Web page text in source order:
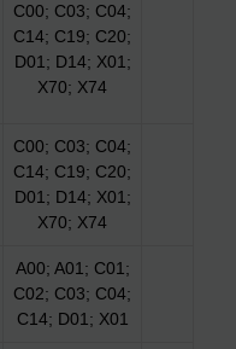
C00; C03; C04;
C14; C19; C20;
D01; D14; X01;
X70; X74
C00; C03; C04;
C14; C19; C20;
D01; D14; X01;
X70; X74
A00; A01; C01;
C02; C03; C04;
C14; D01; X01